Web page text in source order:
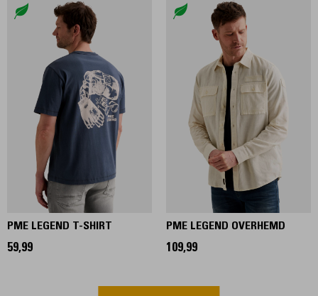
PME LEGEND T-SHIRT
59,99
PME LEGEND OVERHEMD
109,99